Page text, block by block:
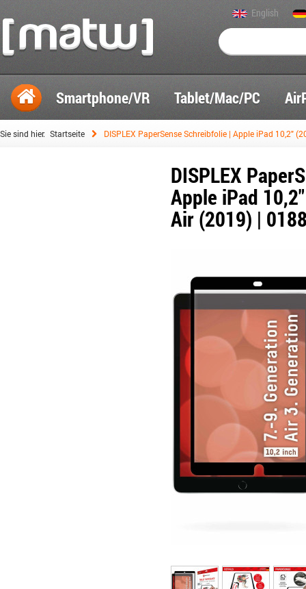
English
Smartphone/VR Tablet/Mac/PC
Sie sind hier: Startseite DISPLEX PaperSense Schreibfolie | Apple iPad 10,2"
DISPLEX
Apple iPad
Air (2019) |